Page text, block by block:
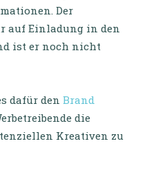
Der
auf Einladung in den
ist er noch nicht
dafür den Brand
die
Kreativen zu